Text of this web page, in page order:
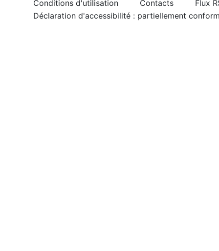
Conditions d'utilisation Contacts
Flux
Déclaration d'accessibilité : partiellement